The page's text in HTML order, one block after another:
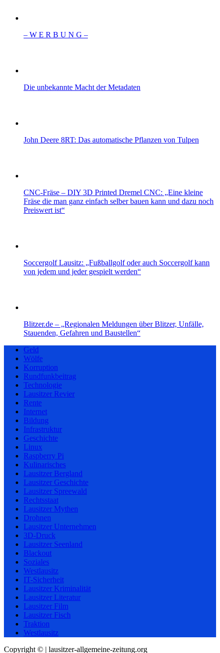
– W Ε R Β U Ν G –
Die unbekannte Macht der Metadaten
John Deere 8RT: Das automatische Pflanzen von Tulpen
CNC-Fräse – DIY 3D Printed Dremel CNC: „Eine kleine
Fräse die man ganz einfach selber bauen kann und dazu noch
Preiswert ist“
Soccergolf Lausitz: „Fußballgolf oder auch Soccergolf kann
von jedem und jeder gespielt werden“
Blitzer.de – „Regionalen Meldungen über Blitzer, Unfälle,
Stauenden, Gefahren und Baustellen“
Geld
Wölfe
Korruption
Rundfunkbeitrag
Technologie
Lausitzer Revier
Rente
Internet
Bildung
Infrastruktur
Geschichte
Linux
Raspberry Pi
Kulinarisches
Lausitzer Bergland
Lausitzer Geschichte
Lausitzer Spreewald
Rechtsstaat
Lausitzer Mythen
Drohnen
Lausitzer Unternehmen
3D-Druck
Lausitzer Seenland
Blackout
Soziales
Westlausitz
IT-Sicherheit
Lausitzer Kriminalität
Lausitzer Literatur
Lausitzer Film
Lausitzer Fisch
Traktion
Westlausitz
Copyright © | lausitzer-allgemeine-zeitung.org